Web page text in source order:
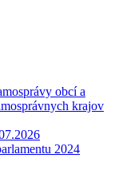
obcí a
krajov
2024